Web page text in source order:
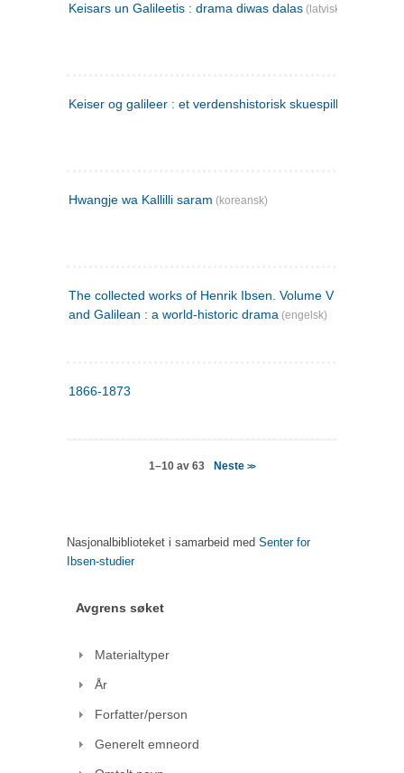
Keisars un Galileetis : drama diwas dalas (latvisk)
Keiser og galileer : et verdenshistorisk skuespill (1873)
Hwangje wa Kallilli saram (koreansk)
The collected works of Henrik Ibsen. Volume V : Emperor
and Galilean : a world-historic drama (engelsk)
1866-1873
1–10 av 63 Neste>>
Nasjonalbiblioteket i samarbeid med Senter for
Ibsen-studier
Avgrens søket
Materialtyper
År
Forfatter/person
Generelt emneord